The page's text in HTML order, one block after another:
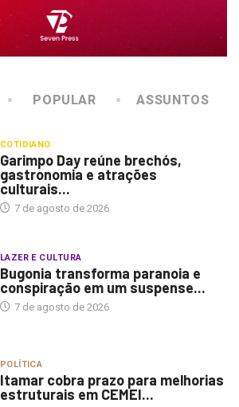
POPULAR ASSUNTOS
COTIDIANO
Garimpo Day reúne brechós,
gastronomia e atrações
culturais...
7 de agosto de 2026
LAZER E CULTURA
Bugonia transforma paranoia e
conspiração em um suspense...
7 de agosto de 2026
POLÍTICA
Itamar cobra prazo para melhorias
estruturais em CEMEI...